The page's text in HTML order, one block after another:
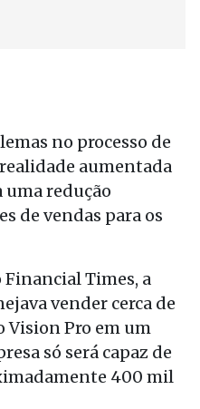
no processo de
aumentada
uma redução
de vendas para os
Times, a
vender cerca de
Vision Pro em um
só será capaz de
400 mil